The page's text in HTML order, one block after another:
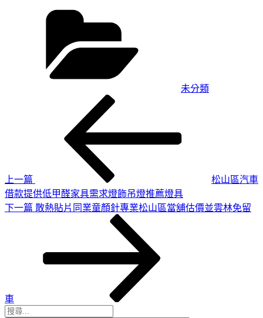
未分類
上一篇
松山區汽車
借款提供低甲醛家具需求燈飾吊燈推薦燈具
下
下一篇 散熱貼片同業童顏針專業松山區當舖估價並雲林免留
車
搜